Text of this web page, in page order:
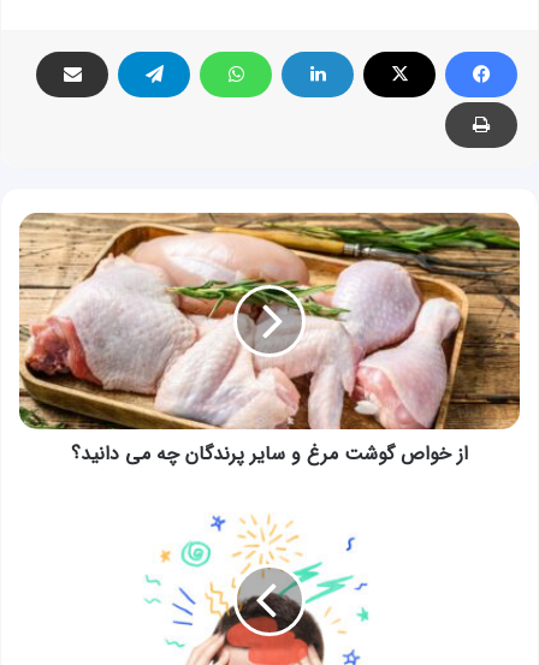
از
خواص
گوشت
مرغ
و
سایر
پرندگان
چه
می
از خواص گوشت مرغ و سایر پرندگان چه می دانید؟